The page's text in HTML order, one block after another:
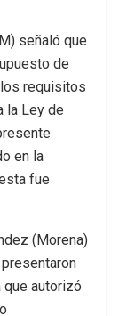
señaló que
de
requisitos
la Ley de
en la
fue
(Morena)
que autorizó